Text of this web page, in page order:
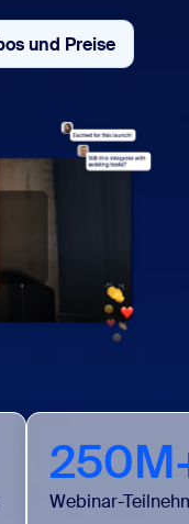
und Preise
Abos und Preise
Webinar-